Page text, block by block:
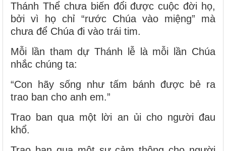
Thánh Thể chưa biến đổi được cuộc đời họ,
bởi vì họ chỉ “rước Chúa vào miệng” mà
chưa để Chúa đi vào trái tim.
Mỗi lần tham dự Thánh lễ là mỗi lần Chúa
nhắc chúng ta:
“Con hãy sống như tấm bánh được bẻ ra
trao ban cho anh em.”
Trao ban qua một lời an ủi cho người đau
khổ.